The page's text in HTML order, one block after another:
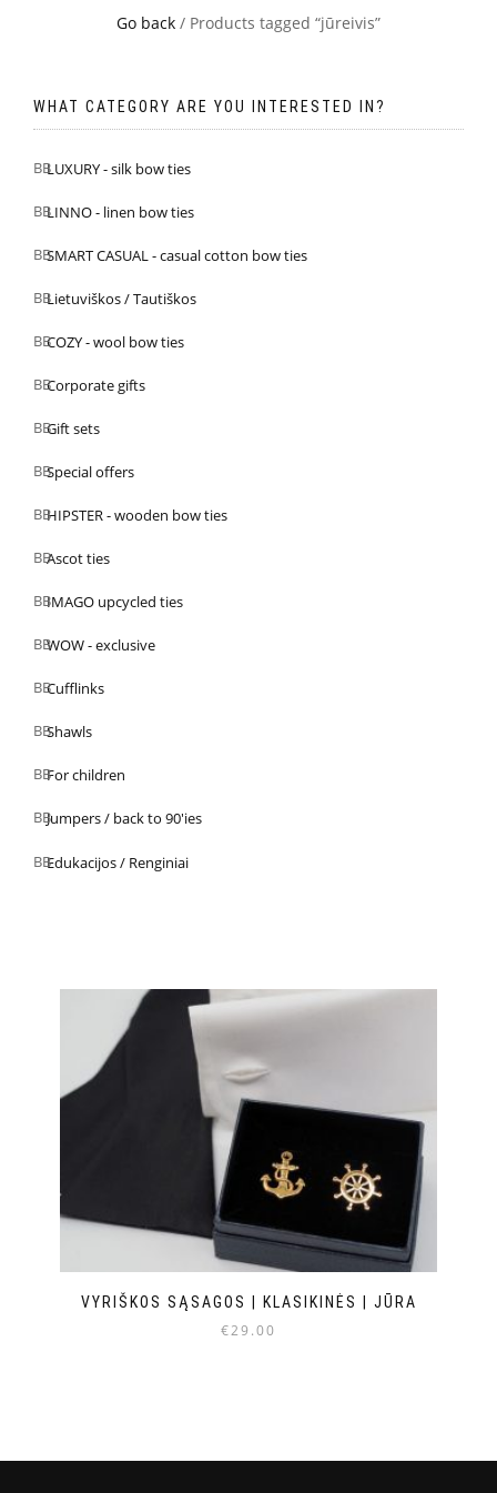
Go back / Products tagged “jūreivis”
WHAT CATEGORY ARE YOU INTERESTED IN?
LUXURY - silk bow ties
LINNO - linen bow ties
SMART CASUAL - casual cotton bow ties
Lietuviškos / Tautiškos
COZY - wool bow ties
Corporate gifts
Gift sets
Special offers
HIPSTER - wooden bow ties
Ascot ties
IMAGO upcycled ties
WOW - exclusive
Cufflinks
Shawls
For children
Jumpers / back to 90'ies
Edukacijos / Renginiai
VYRIŠKOS SĄSAGOS | KLASIKINĖS | JŪRA
€29.00